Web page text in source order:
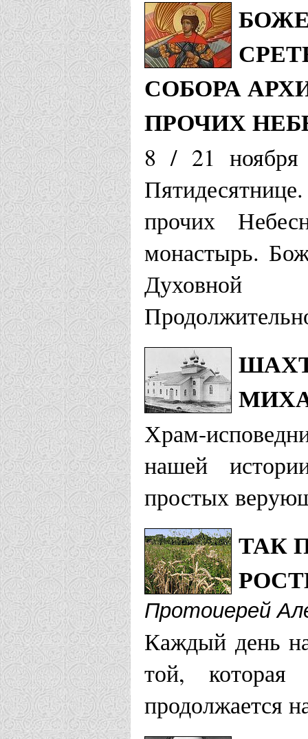
СОБОРА
ПРОЧИХ
8 / 21 ноября
прочих
монастырь.
Храм-
нашей
простых
ТАК
Протоиерей
Каждый день
той, которая
продолжается